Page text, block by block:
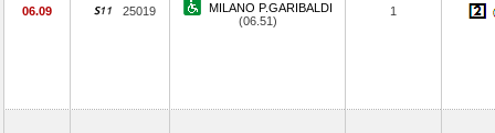
06.09 25019
MILANO P.GARIBALDI
(06.51)
1